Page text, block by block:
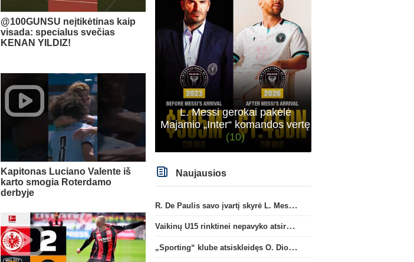
@100GUNSU neįtikėtinas kaip
visada: specialus svečias
KENAN YILDIZ!
Kapitonas Luciano Valente iš
karto smogia Roterdamo
derbyje
L. Messi gerokai pakėlė
Majamio „Inter“ komandos vertę
(10)
Naujausios
R. De Paulis savo įvartį skyrė L. Messi mirusiam tėčiui Jorge
Vaikinų U15 rinktinei nepavyko atsirevanšuoti estams
„Sporting“ klube atsiskleidęs O. Diomande papildys „Nottingham“ gretas